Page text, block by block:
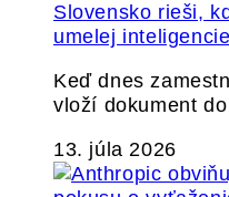
Slovensko rieši,
umelej inteligencie
Keď dnes
vloží dokument
13. júla 2026